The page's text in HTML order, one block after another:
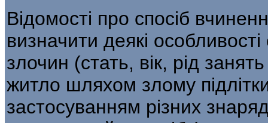
Відомості про спосіб
визначити деякі
злочин (стать, вік, рід
житло шляхом злому
застосуванням різних